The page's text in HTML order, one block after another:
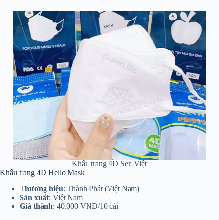
Khẩu trang 4D Sen Việt
Khẩu trang 4D Hello Mask
Thương hiệu: Thành Phát (Việt Nam)
Sản xuất: Việt Nam
Giá thành: 40.000 VNĐ/10 cái